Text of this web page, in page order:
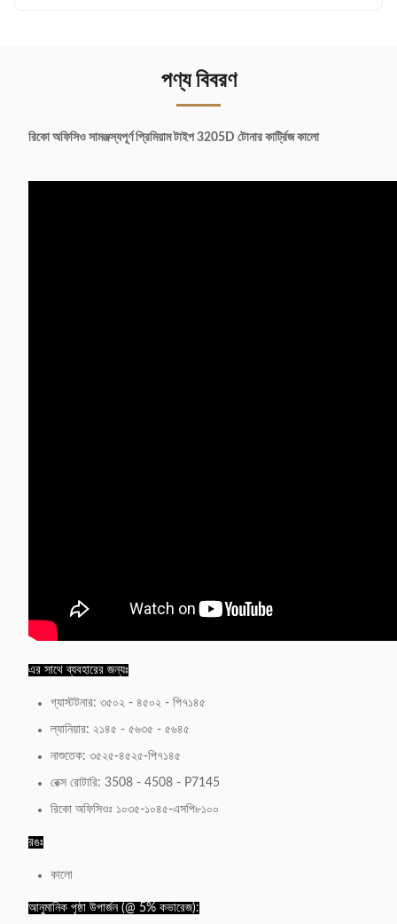
পণ্য বিবরণ
রিকো অফিসিও সামঞ্জস্যপূর্ণ প্রিমিয়াম টাইপ 3205D টোনার কার্ট্রিজ কালো
এর সাথে ব্যবহারের জন্যঃ
গ্যাস্টটনার: ৩৫০২ - ৪৫০২ - পি৭১৪৫
ল্যানিয়ার: ২১৪৫ - ৫৬৩৫ - ৫৬৪৫
নাশুতেক: ৩৫২৫-৪৫২৫-পি৭১৪৫
রেক্স রোটারি: 3508 - 4508 - P7145
রিকো অফিসিওঃ ১০৩৫-১০৪৫-এসপি৮১০০
রঙঃ
কালো
আনুমানিক পৃষ্ঠা উপার্জন (@ 5% কভারেজ):